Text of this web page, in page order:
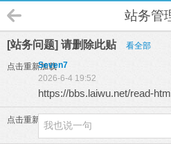
站务管
[站务问题] 请删除此贴 看全部
点击重新加载
Seven7
2026-6-4 19:52
https://bbs.laiwu.net/read-
点击重新加载